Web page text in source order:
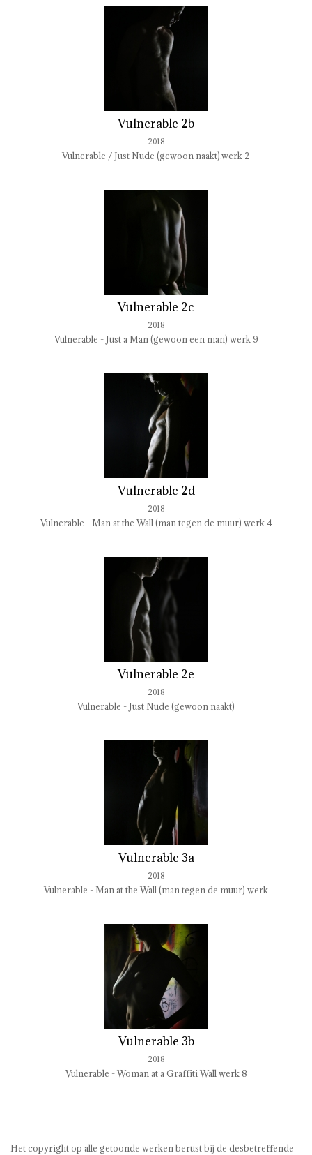
Vulnerable 2b
2018
Vulnerable / Just Nude (gewoon naakt).werk 2
Vulnerable 2c
2018
Vulnerable - Just a Man (gewoon een man) werk 9
Vulnerable 2d
2018
Vulnerable - Man at the Wall (man tegen de muur) werk 4
Vulnerable 2e
2018
Vulnerable - Just Nude (gewoon naakt)
Vulnerable 3a
2018
Vulnerable - Man at the Wall (man tegen de muur) werk
Vulnerable 3b
2018
Vulnerable - Woman at a Graffiti Wall werk 8
Het copyright op alle getoonde werken berust bij de desbetreffende